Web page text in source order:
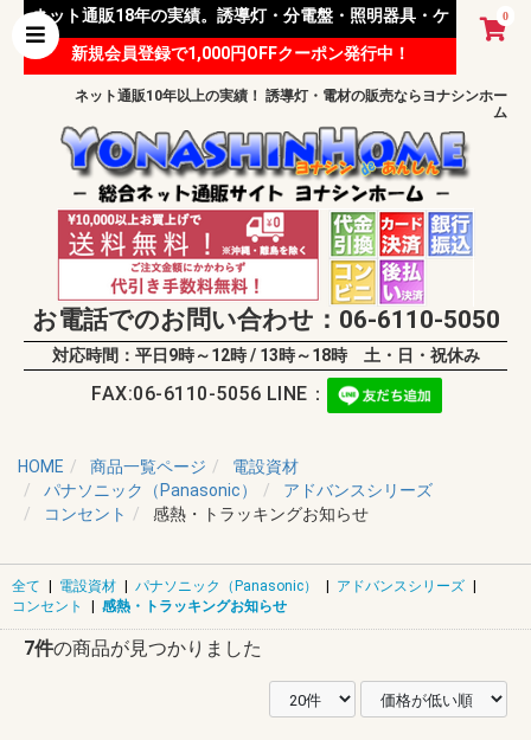
0
ネット通販18年の実績。誘導灯・分電盤・照明器具・ケ
ーブル等 様々な資材を取り扱っています。
新規会員登録で1,000円OFFクーポン発行中！
ネット通販10年以上の実績！ 誘導灯・電材の販売ならヨナシンホー
ム
お電話でのお問い合わせ：06-6110-5050
対応時間：平日9時～12時 / 13時～18時 土・日・祝休み
FAX:06-6110-5056 LINE：
HOME 商品一覧ページ
電設資材
パナソニック（Panasonic）
アドバンスシリーズ
コンセント
感熱・トラッキングお知らせ
全て | 電設資材 | パナソニック（Panasonic） | アドバンスシリーズ |
コンセント
| 感熱・トラッキングお知らせ
7件の商品が見つかりました